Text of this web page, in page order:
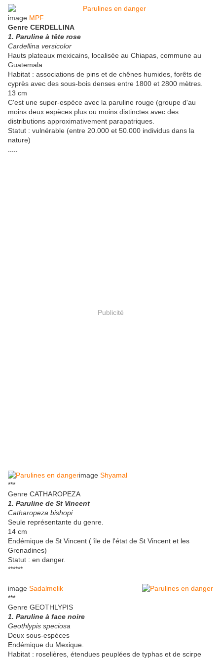
image MPF
Genre CERDELLINA
1. Paruline à tête rose
Cardellina versicolor
Hauts plateaux mexicains, localisée au Chiapas, commune au
Guatemala.
Habitat : associations de pins et de chênes humides, forêts de
cyprès avec des sous-bois denses entre 1800 et 2800 mètres.
13 cm
C'est une super-espèce avec la paruline rouge (groupe d'au
moins deux espèces plus ou moins distinctes avec des
distributions approximativement parapatriques.
Statut : vulnérable (entre 20.000 et 50.000 individus dans la
nature)
Publicité
image Shyamal
***
Genre CATHAROPEZA
1. Paruline de St Vincent
Catharopeza bishopi
Seule représentante du genre.
14 cm
Endémique de St Vincent ( île de l'état de St Vincent et les
Grenadines)
Statut : en danger.
******
image Sadalmelik
***
Genre GEOTHLYPIS
1. Paruline à face noire
Geothlypis speciosa
Deux sous-espèces
Endémique du Mexique.
Habitat : roselières, étendues peuplées de typhas et de scirpe